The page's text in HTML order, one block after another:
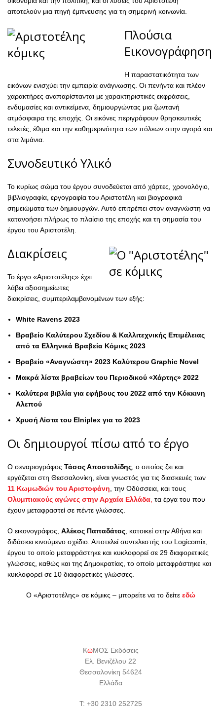
αποτελούν μια πηγή έμπνευσης για τη σημερινή κοινωνία.
Πλούσια
Εικονογράφηση
Η παραστατικότητα των
εικόνων ενισχύει την εμπειρία ανάγνωσης. Οι πενήντα και πλέον
χαρακτήρες αναπαρίστανται με χαρακτηριστικές εκφράσεις,
ενδυμασίες και αντικείμενα, δημιουργώντας μια ζωντανή
ατμόσφαιρα της εποχής. Οι εικόνες περιγράφουν θρησκευτικές
τελετές, έθιμα και την καθημερινότητα των πόλεων στην αγορά και
στα λιμάνια.
Συνοδευτικό Υλικό
Το κυρίως σώμα του έργου συνοδεύεται από χάρτες, χρονολόγιο,
βιβλιογραφία, εργογραφία του Αριστοτέλη και βιογραφικά
σημειώματα των δημιουργών. Αυτό επιτρέπει στον αναγνώστη να
κατανοήσει πλήρως το πλαίσιο της εποχής και τη σημασία του
έργου του Αριστοτέλη.
Διακρίσεις
Το έργο «Αριστοτέλης» έχει
λάβει αξιοσημείωτες
διακρίσεις, συμπεριλαμβανομένων των εξής:
White Ravens 2023
Βραβείο Καλύτερου Σχεδίου & Καλλιτεχνικής Επιμέλειας
από τα Ελληνικά Βραβεία Κόμικς 2023
Βραβείο «Αναγνώστη» 2023 Καλύτερου Graphic Novel
Μακρά λίστα βραβείων του Περιοδικού «Χάρτης» 2022
Καλύτερα βιβλία για εφήβους του 2022 από την Κόκκινη
Αλεπού
Χρυσή Λίστα του Elniplex για το 2023
Οι δημιουργοί πίσω από το έργο
Ο σεναριογράφος Τάσος Αποστολίδης , ο οποίος ζει και
εργάζεται στη Θεσσαλονίκη, είναι γνωστός για τις διασκευές των
11 Κωμωδιών του Αριστοφάνη , την Οδύσσεια, και τους
Ολυμπιακούς αγώνες στην Αρχαία Ελλάδα τα έργα του που
έχουν μεταφραστεί σε πέντε γλώσσες.
Ο εικονογράφος, Αλέκος Παπαδάτος , κατοικεί στην Αθήνα και
διδάσκει κινούμενο σχέδιο. Αποτελεί συντελεστής του Logicomix,
έργου το οποίο μεταφράστηκε και κυκλοφορεί σε 29 διαφορετικές
γλώσσες, καθώς και της Δημοκρατίας, το οποίο μεταφράστηκε και
κυκλοφορεί σε 10 διαφορετικές γλώσσες.
Ο «Αριστοτέλης» σε κόμικς – μπορείτε να το δείτε εδώ
ΚώΜΟΣ Εκδόσεις
Ελ. Βενιζέλου 22
Θεσσαλονίκη 54624
Ελλάδα
Τ: +30 2310 252725